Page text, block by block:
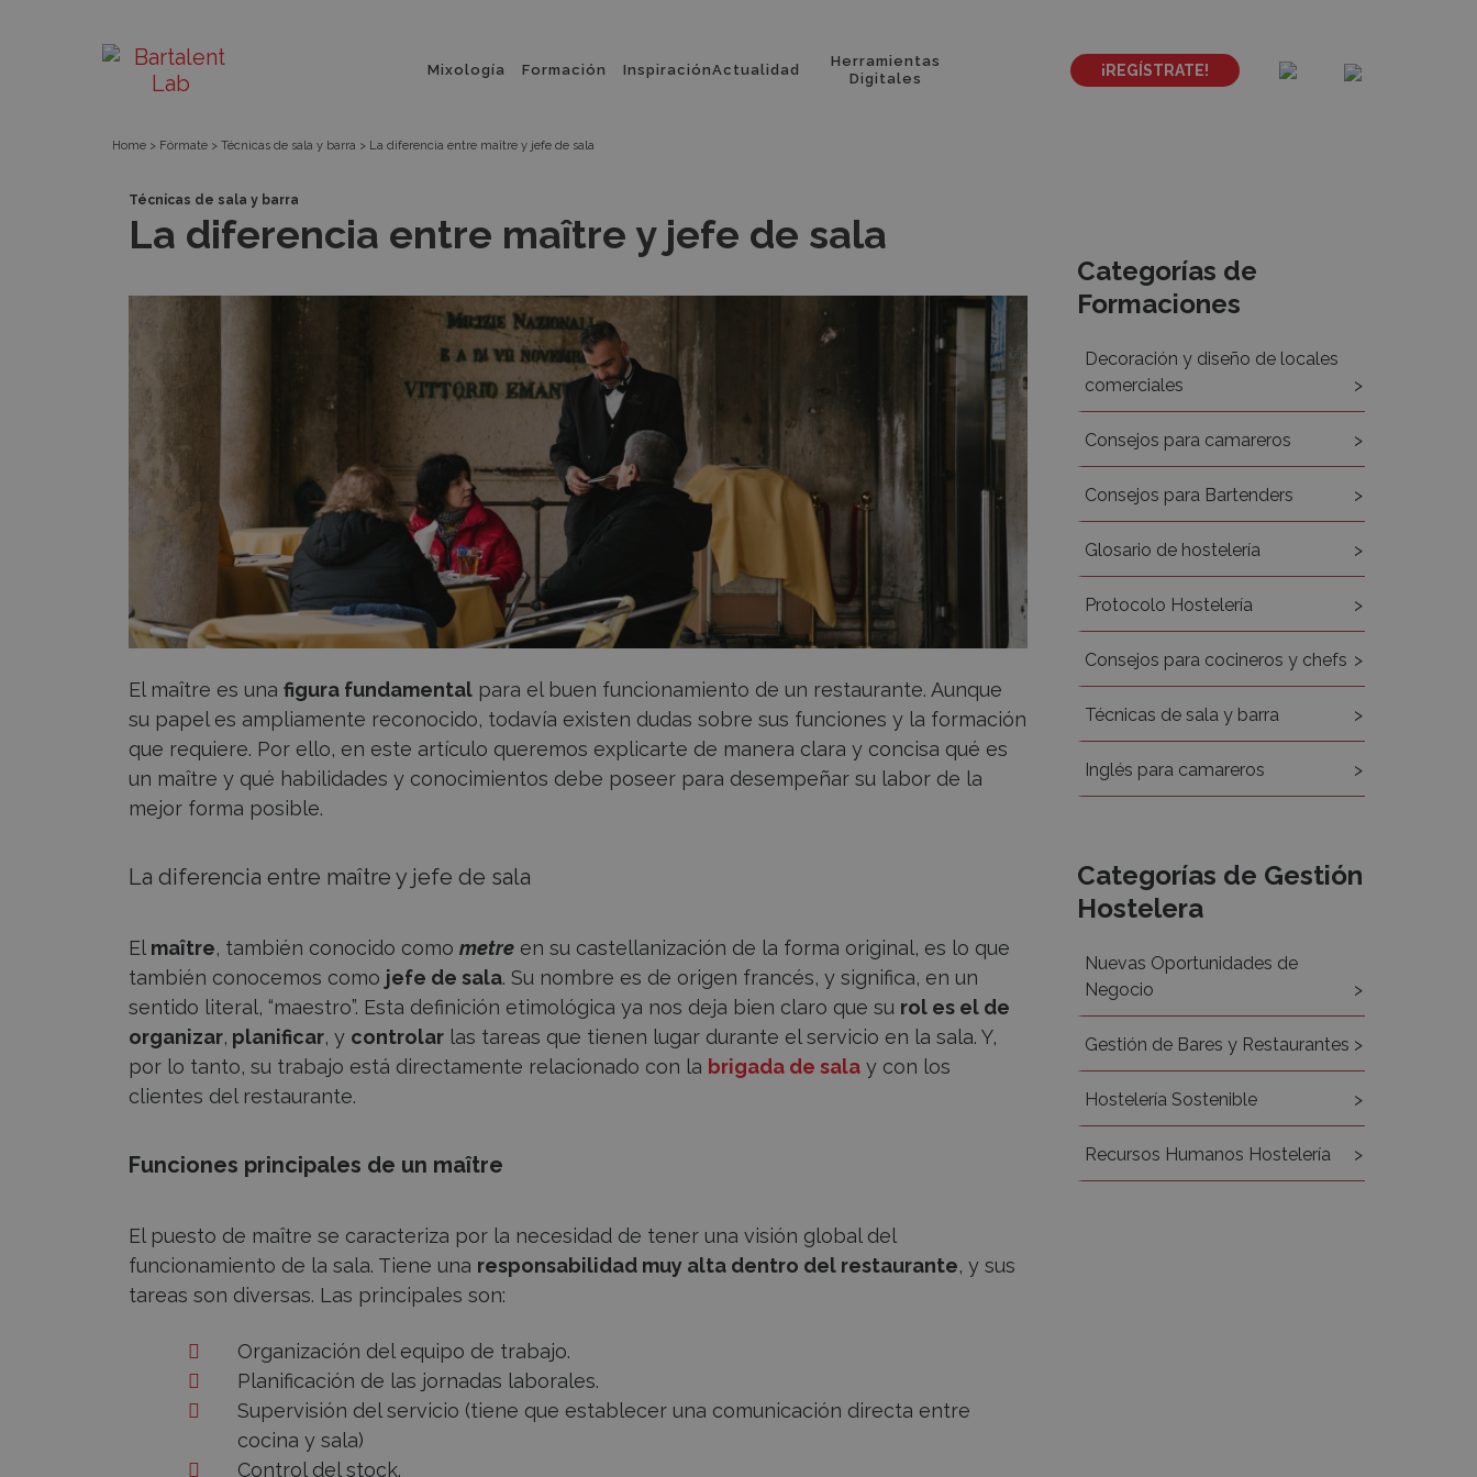
Bartalent
Lab
principal
Mixología Formación InspiraciónActualidad
Herramientas
Digitales
¡REGÍSTRATE!
Home > Fórmate > Técnicas de sala y barra > La diferencia entre maître y jefe de sala
Técnicas de sala y barra
La diferencia entre maître y jefe de sala
El maître es una figura fundamental para el buen funcionamiento de un restaurante. Aunque
su papel es ampliamente reconocido, todavía existen dudas sobre sus funciones y la formación
que requiere. Por ello, en este artículo queremos explicarte de manera clara y concisa qué es
un maître y qué habilidades y conocimientos debe poseer para desempeñar su labor de la
mejor forma posible.
La diferencia entre maître y jefe de sala
El maître, también conocido como metre en su castellanización de la forma original, es lo que
también conocemos como jefe de sala. Su nombre es de origen francés, y significa, en un
sentido literal, “maestro”. Esta definición etimológica ya nos deja bien claro que su rol es el de
organizar, planificar, y controlar las tareas que tienen lugar durante el servicio en la sala. Y,
por lo tanto, su trabajo está directamente relacionado con la brigada de sala y con los
clientes del restaurante.
Funciones principales de un maître
El puesto de maître se caracteriza por la necesidad de tener una visión global del
funcionamiento de la sala. Tiene una responsabilidad muy alta dentro del restaurante, y sus
tareas son diversas. Las principales son:
Organización del equipo de trabajo.
Planificación de las jornadas laborales.
Supervisión del servicio (tiene que establecer una comunicación directa entre
cocina y sala)
Control del stock.
Recursos
Categorías de
Formaciones
Decoración y diseño de locales
comerciales
Consejos para camareros
Consejos para Bartenders
Glosario de hostelería
Protocolo Hostelería
Consejos para cocineros y chefs
Técnicas de sala y barra
Inglés para camareros
Categorías de Gestión
Hostelera
Nuevas Oportunidades de
Negocio
Gestión de Bares y Restaurantes
Hostelería Sostenible
Recursos Humanos Hostelería